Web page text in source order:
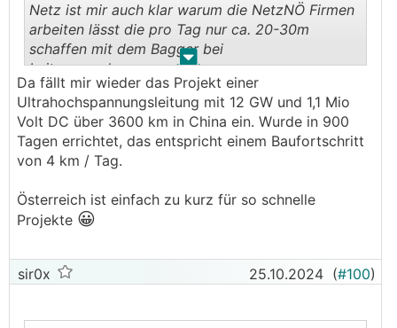
. .
Netz ist mir auch klar warum die NetzNÖ Firmen
arbeiten lässt die pro Tag nur ca. 20-30m
schaffen mit dem Bagger bei
Leitungsverlegungen.
Die stehen eigentlich nur rum oder spielen mit
dem Handy.
Da fällt mir wieder das Projekt einer
Ultrahochspannungsleitung mit 12 GW und 1,1 Mio
Volt DC über 3600 km in China ein. Wurde in 900
Tagen errichtet, das entspricht einem Baufortschritt
von 4 km / Tag.
Österreich ist einfach zu kurz für so schnelle
Projekte 😀
sir0x 25.10.2024 (#100)